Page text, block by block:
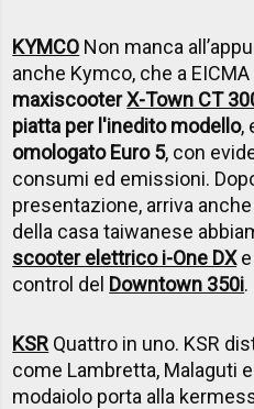
KYMCO Non manca
anche Kymco, che a
maxiscooterX-Town CT
piatta per l'inedito modello,
omologato Euro 5, con
consumi ed emissioni.
presentazione, arriva
della casa taiwanese
scooter elettrico i-One DXe
control del Downtown 350i.
KSR Quattro in uno. KSR
come Lambretta, Malaguti
modaiolo porta alla